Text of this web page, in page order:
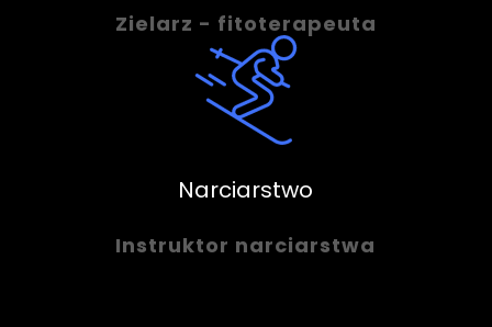
Zielarz - fitoterapeuta
Narciarstwo
Instruktor narciarstwa